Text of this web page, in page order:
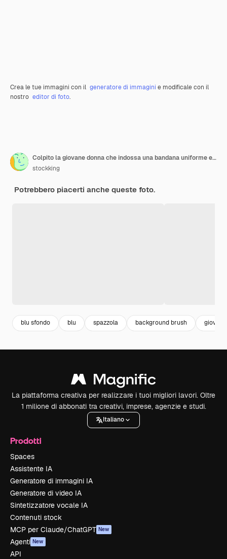
Crea le tue immagini con il generatore di immagini e modificale con il
nostro editor di foto.
Colpito la giovane donna che indossa una bandana uniforme e guanti di gomma che tengono la spazzola e il detergente guardando il lato isolato su sfondo blu
stockking
Potrebbero piacerti anche queste foto.
blu sfondo blu spazzola background brush giovani
La piattaforma creativa per realizzare i tuoi migliori lavori. Oltre
1 milione di abbonati tra creativi, imprese, agenzie e studi.
Italiano
Prodotti
Spaces
Assistente IA
Generatore di immagini IA
Generatore di video IA
Sintetizzatore vocale IA
Contenuti stock
MCP per Claude/ChatGPT New
Agenti New
API